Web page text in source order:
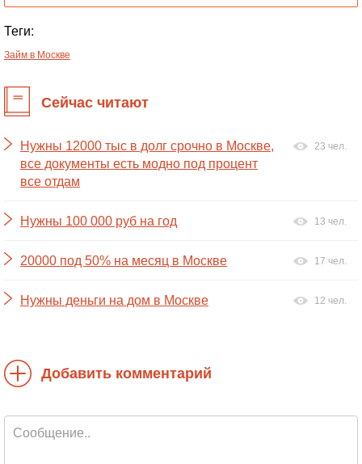
Теги:
Займ в Москве
Сейчас читают
Нужны 12000 тыс в долг срочно в Москве,
все документы есть модно под процент
все отдам
23 чел.
Нужны 100 000 руб на год 13 чел.
20000 под 50% на месяц в Москве 17 чел.
Нужны деньги на дом в Москве 12 чел.
Добавить комментарий